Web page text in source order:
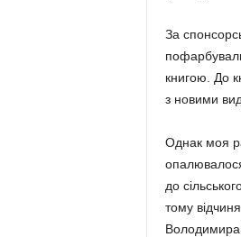
За
книгою. До
з новими
Однак моя
до
тому
Володимира